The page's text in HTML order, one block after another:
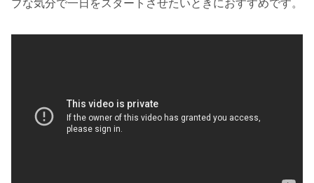
ブな気分で一日をスタートさせたいときにおすすめです。